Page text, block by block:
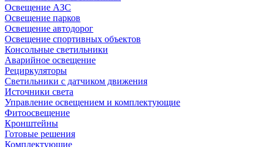
Освещение АЗС
Освещение парков
Освещение автодорог
Освещение спортивных объектов
Консольные светильники
Аварийное освещение
Рециркуляторы
Светильники с датчиком движения
Источники света
Управление освещением и комплектующие
Фитоосвещение
Кронштейны
Готовые решения
Комплектующие